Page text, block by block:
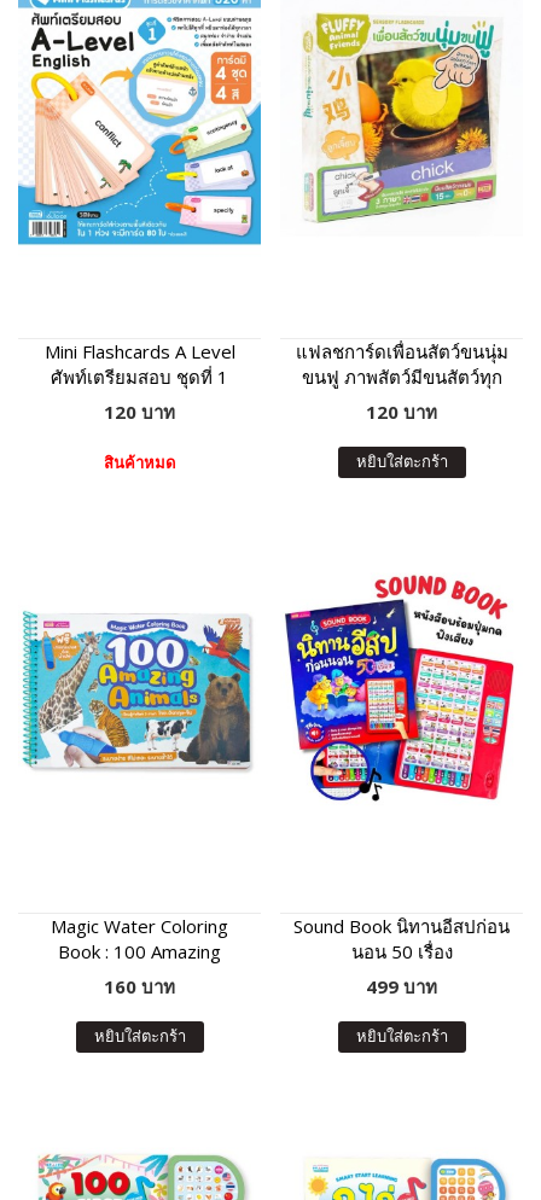
Mini Flashcards A Level
ศัพท์เตรียมสอบ ชุดที่ 1
120 บาท
สินค้าหมด
แฟลชการ์ดเพื่อนสัตว์ขนนุ่ม
ขนฟู ภาพสัตว์มีขนสัตว์ทุก
แผ่น พร้อมคำศัพท์ 3 ภาษา
ฝึกเขียนได้
120 บาท
หยิบใส่ตะกร้า
Magic Water Coloring
Book : 100 Amazing
Animals
160 บาท
หยิบใส่ตะกร้า
Sound Book นิทานอีสปก่อน
นอน 50 เรื่อง
499 บาท
หยิบใส่ตะกร้า